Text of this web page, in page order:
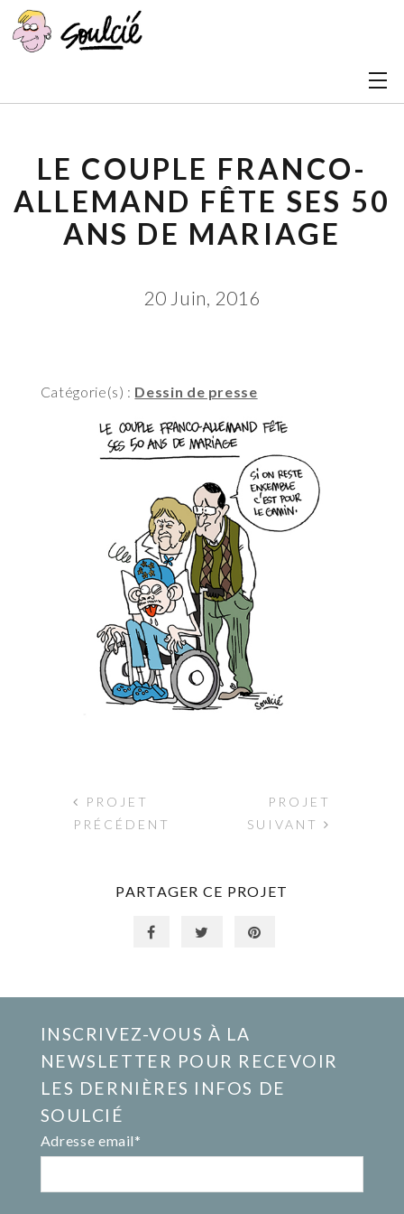
LE COUPLE FRANCO-
ALLEMAND FÊTE SES 50
ANS DE MARIAGE
20 Juin, 2016
Catégorie(s) : Dessin de presse
PROJET
PRÉCÉDENT
PROJET
SUIVANT
PARTAGER CE PROJET
INSCRIVEZ-VOUS À LA
NEWSLETTER POUR RECEVOIR
LES DERNIÈRES INFOS DE
SOULCIÉ
Adresse email*